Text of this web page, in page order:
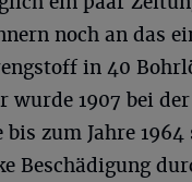
noch an das
in 40
wurde 1907 bei
bis zum Jahre
Beschädigung